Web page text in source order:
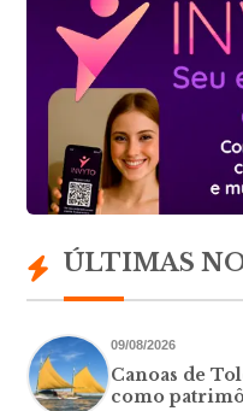
ÚLTIMAS
09/08/2026
Canoas de
como